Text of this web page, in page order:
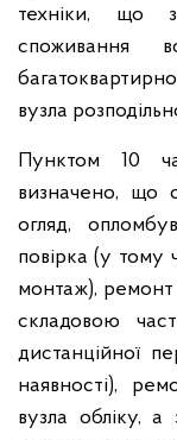
техніки, що
споживання
вузла
Пунктом 10
визначено, що
огляд,
повірка (у тому
монтаж), ремонт
складовою
дистанційної
наявності),
вузла обліку, а